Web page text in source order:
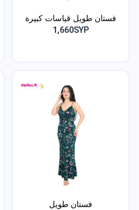
فستان طويل قياسات كبيرة
1,660SYP
فستان طويل